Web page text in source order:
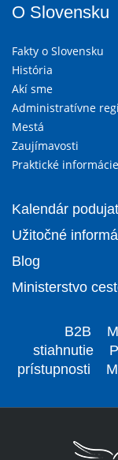
O Slovensku
Fakty o Slovensku
História
Akí sme
Administratívne
Mestá
Zaujímavosti
Praktické informácie
Kalendár
Užitočné
Blog
Ministerstvo
B2B
stiahnutie
prístupnosti